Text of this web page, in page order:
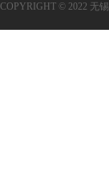
COPYRIGHT © 2022 无